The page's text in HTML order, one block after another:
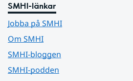
SMHI-länkar
Jobba på SMHI
Om SMHI
SMHI-bloggen
SMHI-podden